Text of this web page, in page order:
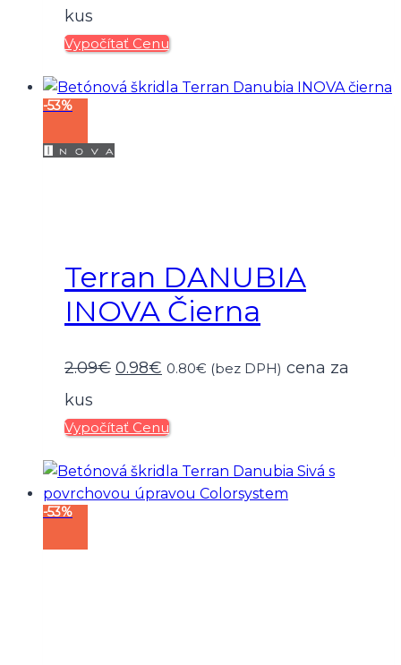
bola:
2.09€.
je:
0.98€.
kus
Vypočítať Cenu
-53%
Terran DANUBIA
INOVA Čierna
2.09€ Pôvodná
bola:
2.09€.
0.98€ Aktuálna
je:
0.98€.
0.80€ (bez DPH) cena za
kus
Vypočítať Cenu
-53%